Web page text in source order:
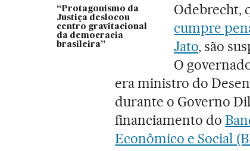
“Protagonismo da
Justiça deslocou
centro gravitacional
da democracia
brasileira”
Odebrecht,
cumpre
Jato, são
O
era ministro do
durante o Governo
financiamento do
Econômico e Social